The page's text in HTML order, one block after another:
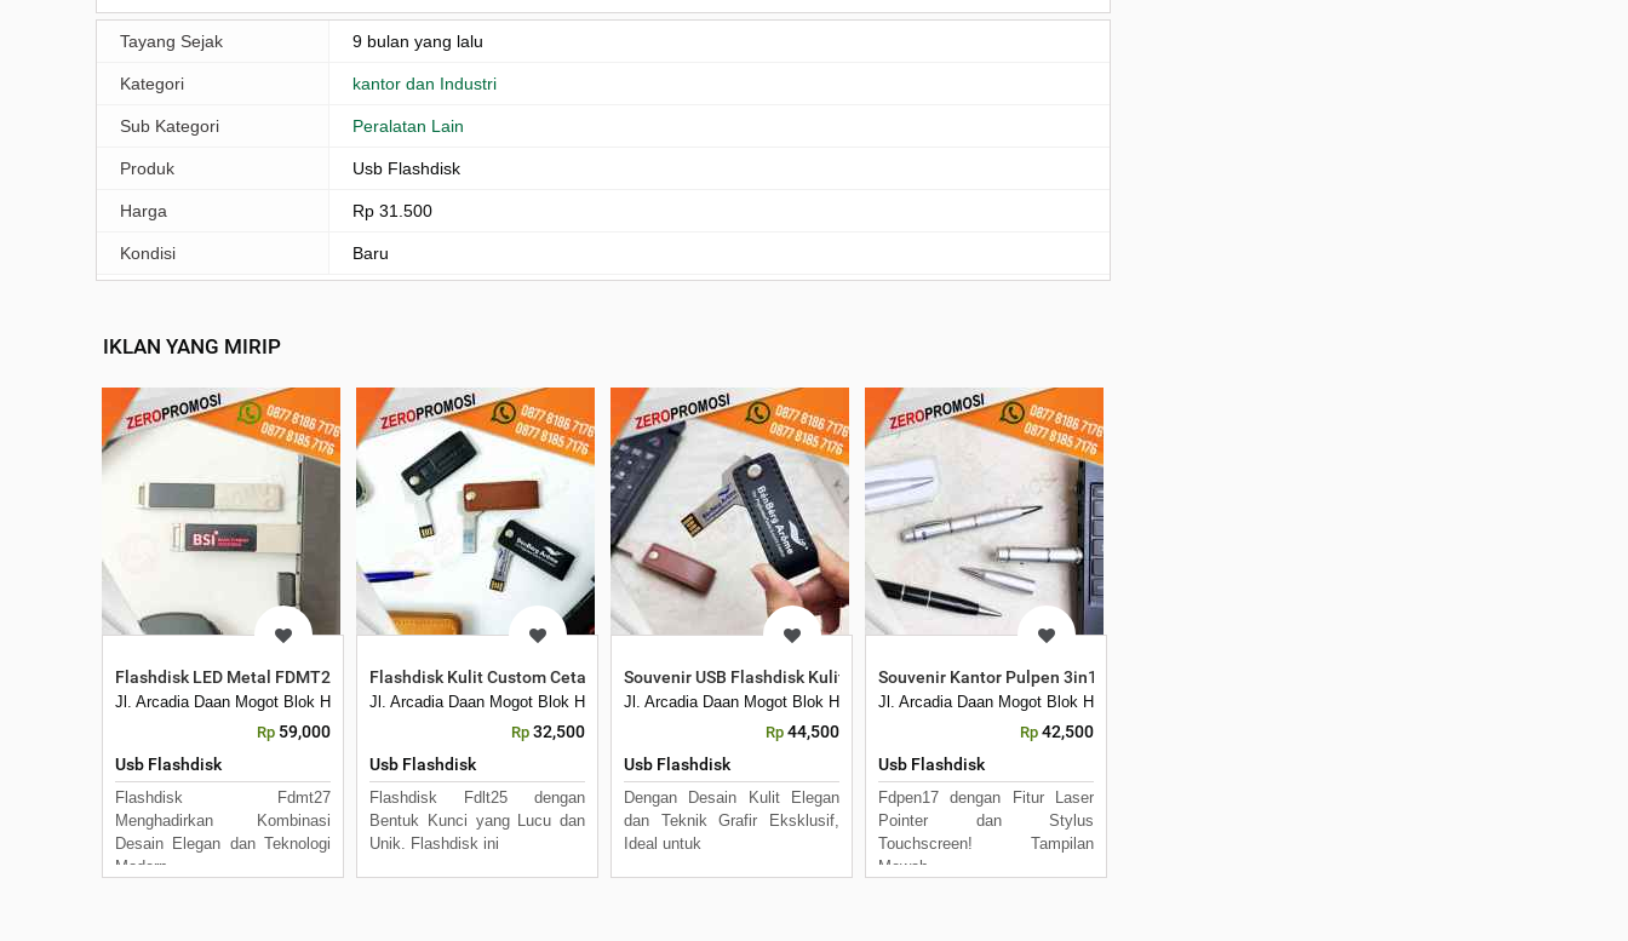
Tayang Sejak 9 bulan yang lalu
Kategori kantor dan Industri
Sub Kategori Peralatan Lain
Produk Usb Flashdisk
Harga Rp 31.500
Kondisi Baru
IKLAN YANG MIRIP
Flashdisk LED Metal FDMT27 Custom Logo USB Premium dengan Efek
Jl. Arcadia Daan Mogot Blok H7 No 16 Daan Mogot Km 21. Kecamatan Batuceper Kota Tangerang, Banten 15122
Rp 59,000
Usb Flashdisk
Flashdisk Fdmt27
Menghadirkan Kombinasi
Desain Elegan dan Teknologi
Modern
Flashdisk Kulit Custom Cetak Logo
Jl. Arcadia Daan Mogot Blok H7 No 16 Daan Mogot Km 21. Kecamatan Batuceper Kota Tangerang, Banten 15122
Rp 32,500
Usb Flashdisk
Flashdisk Fdlt25 dengan
Bentuk Kunci yang Lucu dan
Unik. Flashdisk ini
Souvenir USB Flashdisk Kulit Grafir FDLT25 SwiftKey
Jl. Arcadia Daan Mogot Blok H7 No 16 Daan Mogot Km 21. Kecamatan Batuceper Kota Tangerang, Banten 15122
Rp 44,500
Usb Flashdisk
Dengan Desain Kulit Elegan
dan Teknik Grafir Eksklusif,
Ideal untuk
Souvenir Kantor Pulpen 3in1 FDPEN17 dengan Laser Pointer Custom
Jl. Arcadia Daan Mogot Blok H7 No 16 Daan Mogot Km 21. Kecamatan Cetak Mug Keramik Bisa
Rp 42,500
Usb Flashdisk
Fdpen17 dengan Fitur Laser
Pointer dan Stylus
Touchscreen! Tampilan
Mewah,